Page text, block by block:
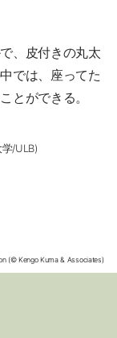
、皮付きの丸太
では、座ってた
とができる。
/ULB)